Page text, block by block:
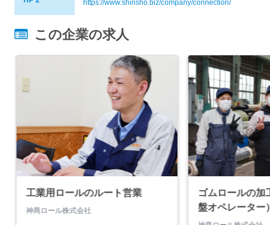
https://www.shinsho.biz/company/connection/
この企業の求人
工業用ロールのルート営業
神商ロール株式会社
ゴムロールの加
盤オペレーター